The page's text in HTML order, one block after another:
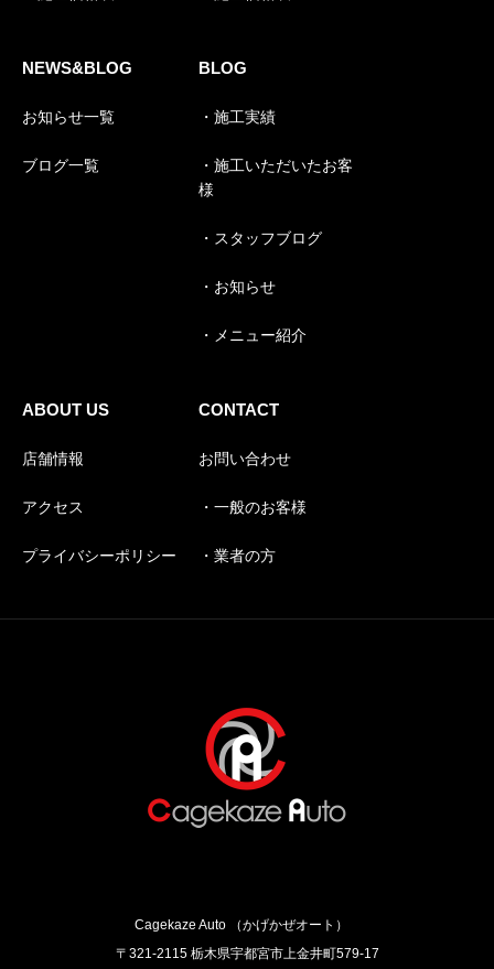
NEWS&BLOG
お知らせ一覧
ブログ一覧
BLOG
・施工実績
・施工いただいたお客
様
・スタッフブログ
・お知らせ
・メニュー紹介
ABOUT US
店舗情報
アクセス
プライバシーポリシー
CONTACT
お問い合わせ
・一般のお客様
・業者の方
Cagekaze Auto （かげかぜオート）
〒321-2115 栃木県宇都宮市上金井町579‐17